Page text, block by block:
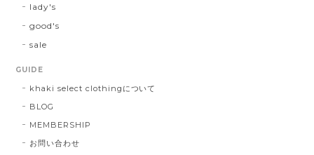
lady's
good's
sale
GUIDE
khaki select clothingについて
BLOG
MEMBERSHIP
お問い合わせ